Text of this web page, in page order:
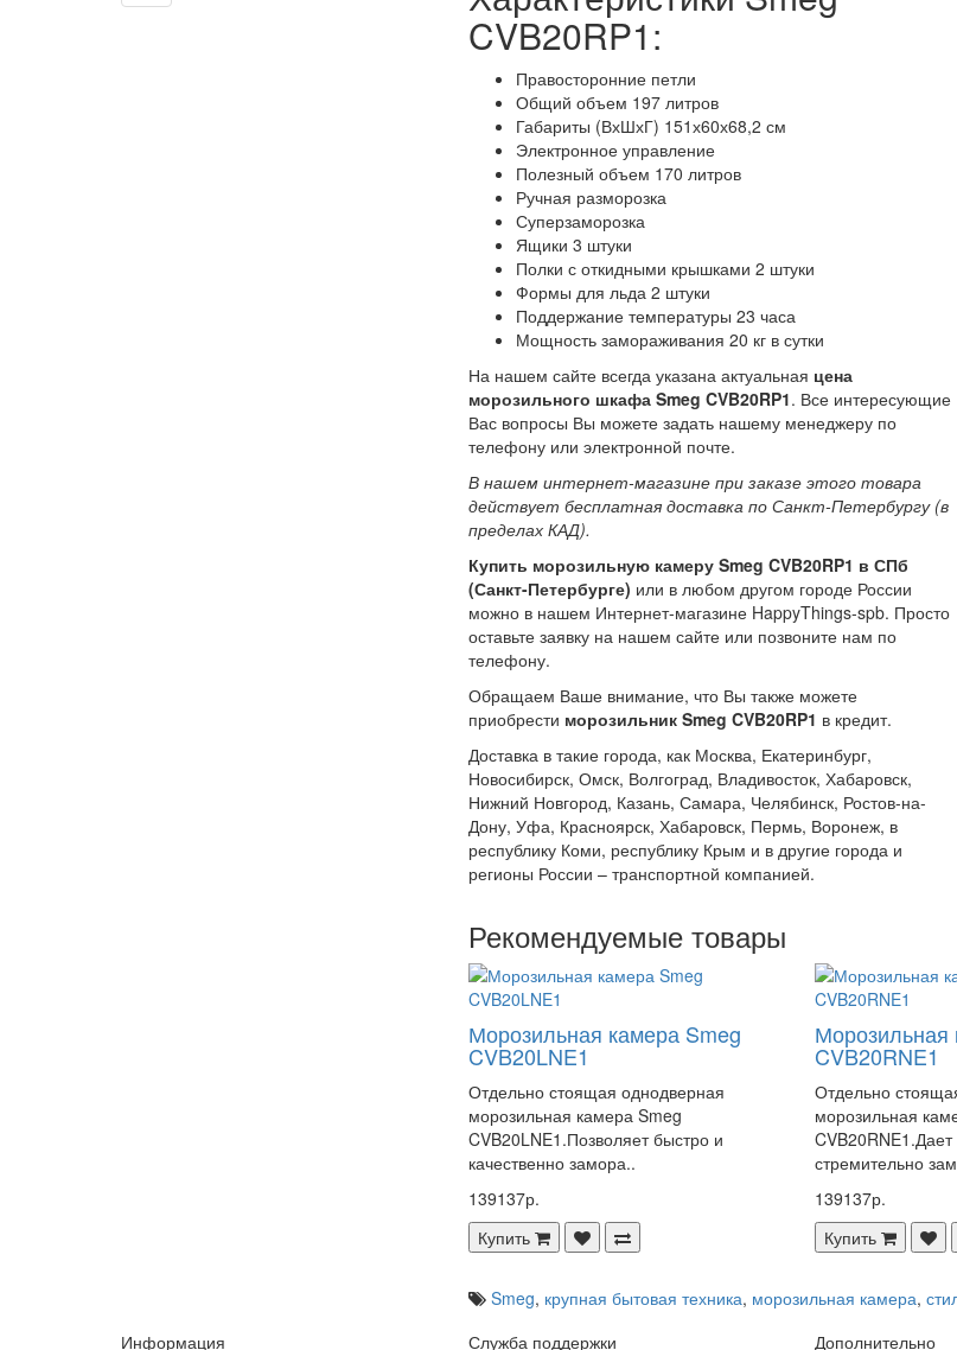
CVB20RP1:
Правосторонние петли
Общий объем 197 литров
Габариты (ВхШхГ) 151х60х68,2 см
Электронное управление
Полезный объем 170 литров
Ручная разморозка
Суперзаморозка
Ящики 3 штуки
Полки с откидными крышками 2 штуки
Формы для льда 2 штуки
Поддержание температуры 23 часа
Мощность замораживания 20 кг в сутки
На нашем сайте всегда указана актуальная цена
морозильного шкафа Smeg CVB20RP1. Все интересующие
Вас вопросы Вы можете задать нашему менеджеру по
телефону или электронной почте.
В нашем интернет-магазине при заказе этого товара
действует бесплатная доставка по Санкт-Петербургу (в
пределах КАД).
Купить морозильную камеру Smeg CVB20RP1 в СПб
(Санкт-Петербурге) или в любом другом городе России
можно в нашем Интернет-магазине HappyThings-spb. Просто
оставьте заявку на нашем сайте или позвоните нам по
телефону.
Обращаем Ваше внимание, что Вы также можете
приобрести морозильник Smeg CVB20RP1 в кредит.
Доставка в такие города, как Москва, Екатеринбург,
Новосибирск, Омск, Волгоград, Владивосток, Хабаровск,
Нижний Новгород, Казань, Самара, Челябинск, Ростов-на-
Дону, Уфа, Красноярск, Хабаровск, Пермь, Воронеж, в
республику Коми, республику Крым и в другие города и
регионы России – транспортной компанией.
Рекомендуемые товары
Морозильная камера Smeg
CVB20LNE1
Отдельно стоящая однодверная
морозильная камера Smeg
CVB20LNE1.Позволяет быстро и
качественно замора..
139137р.
Купить
Морозильная
CVB20RNE1
Отдельно
морозильная
стремительно
139137р.
Купить
Smeg, крупная бытовая техника, морозильная камера,
Информация
Служба поддержки Дополнительно